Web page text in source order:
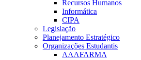
Recursos Humanos
Informática
CIPA
Legislação
Planejamento Estratégico
Organizações Estudantis
AAAFARMA